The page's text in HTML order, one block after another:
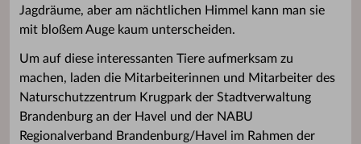
Jagdräume, aber am nächtlichen Himmel kann man sie
mit bloßem Auge kaum unterscheiden.
Um auf diese interessanten Tiere aufmerksam zu
machen, laden die Mitarbeiterinnen und Mitarbeiter des
Naturschutzzentrum Krugpark der Stadtverwaltung
Brandenburg an der Havel und der NABU
Regionalverband Brandenburg/Havel im Rahmen der